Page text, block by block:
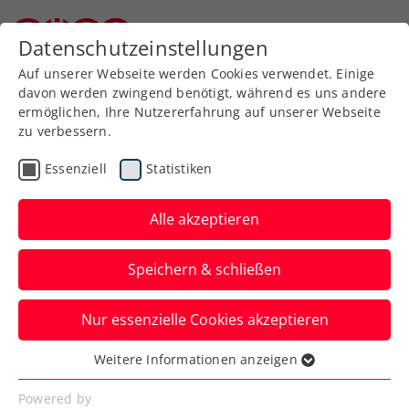
Zurück zur Newsübersicht
Turniere
Danube Upper Austria
Open powered by SKE:
Auch Melzer im
Viertelfinale
Damit stehen gesamt drei ÖTV-Asse beim
ATP-Challenger in Mauthausen im Einzel
unter den letzten Acht.
Datenschutzeinstellungen
Auf unserer Webseite werden Cookies verwendet. Einige
davon werden zwingend benötigt, während es uns andere
ermöglichen, Ihre Nutzererfahrung auf unserer Webseite
zu verbessern.
Essenziell Statistiken
Alle akzeptieren
Speichern & schließen
Nur essenzielle Cookies akzeptieren
Essenziell
Essenzielle Cookies werden für grundlegende
Weitere Informationen anzeigen
Powered by